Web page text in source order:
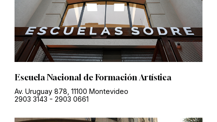
Escuela Nacional de Formación Artística
Av. Uruguay 878, 11100 Montevideo
2903 3143 - 2903 0661